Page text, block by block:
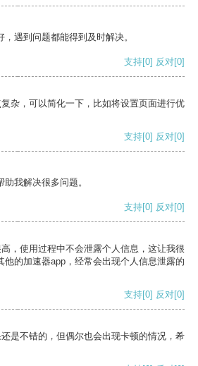
遇到问题都能得到及时解决。
支持[0] 反对[0]
杂，可以简化一下，比如将设置页面进行优
支持[0] 反对[0]
我解决很多问题。
支持[0] 反对[0]
，使用过程中不会泄露个人信息，这让我很
他的加速器app，经常会出现个人信息泄露的
支持[0] 反对[0]
是不错的，但偶尔也会出现卡顿的情况，希